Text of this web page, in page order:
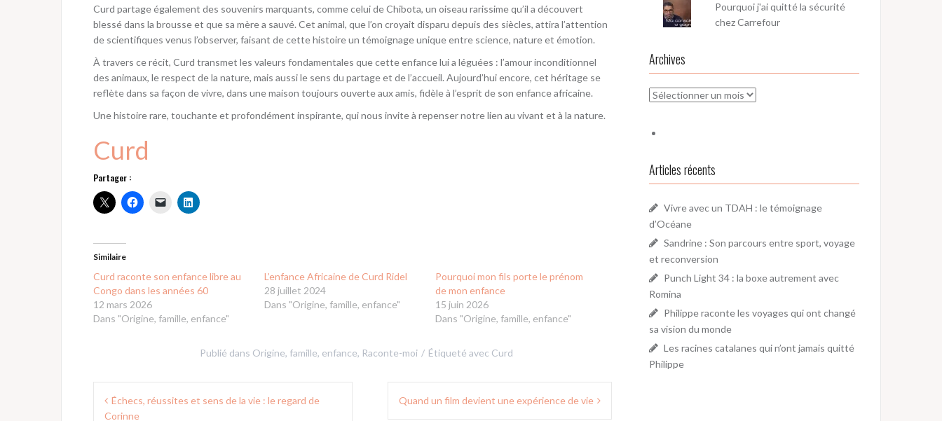
Curd partage également des souvenirs marquants, comme celui de Chibota, un oiseau rarissime qu’il a découvert
blessé dans la brousse et que sa mère a sauvé. Cet animal, que l’on croyait disparu depuis des siècles, attira l’attention
de scientifiques venus l’observer, faisant de cette histoire un témoignage unique entre science, nature et émotion.
À travers ce récit, Curd transmet les valeurs fondamentales que cette enfance lui a léguées : l’amour inconditionnel
des animaux, le respect de la nature, mais aussi le sens du partage et de l’accueil. Aujourd’hui encore, cet héritage se
reflète dans sa façon de vivre, dans une maison toujours ouverte aux amis, fidèle à l’esprit de son enfance africaine.
Une histoire rare, touchante et profondément inspirante, qui nous invite à repenser notre lien au vivant et à la nature.
Curd
Partager :
Similaire
Curd raconte son enfance libre au
Congo dans les années 60
12 mars 2026
Dans "Origine, famille, enfance"
L’enfance Africaine de Curd Ridel
28 juillet 2024
Dans "Origine, famille, enfance"
Pourquoi mon fils porte le prénom
de mon enfance
15 juin 2026
Dans "Origine, famille, enfance"
Publié dans Origine, famille, enfance, Raconte-moi Étiqueté avec Curd
Navigation
Échecs, réussites et sens de la vie : le regard de
Corinne
Quand un film devient une expérience de vie
Pourquoi j'ai quitté la sécurité
chez Carrefour
Archives
Archives
Articles récents
Vivre avec un TDAH : le témoignage
d’Océane
Sandrine : Son parcours entre sport, voyage
et reconversion
Punch Light 34 : la boxe autrement avec
Romina
Philippe raconte les voyages qui ont changé
sa vision du monde
Les racines catalanes qui n’ont jamais quitté
Philippe